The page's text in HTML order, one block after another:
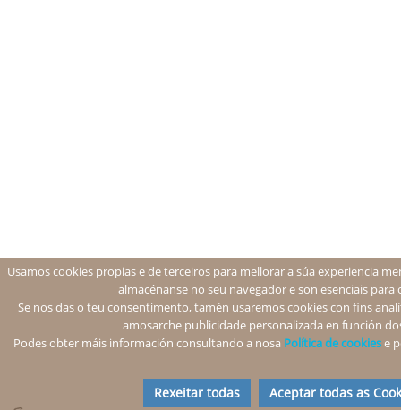
Usamos cookies propias e de terceiros para mellorar a súa experiencia
almacénanse no seu navegador e son esenciais
Se nos das o teu consentimento, tamén usaremos cookies con fins
amosarche publicidade personalizada en función
Podes obter máis información consultando a nosa Política de cookiese
Rexeitar todas Aceptar todas as